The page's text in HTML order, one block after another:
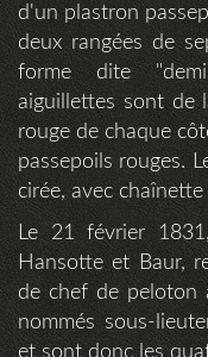
d'un plastron
deux rangées de
forme dite
aiguillettes sont de
rouge de chaque
passepoils rouges.
cirée, avec
Le 21 février
Hansotte et Baur,
de chef de peloton
nommés sous-